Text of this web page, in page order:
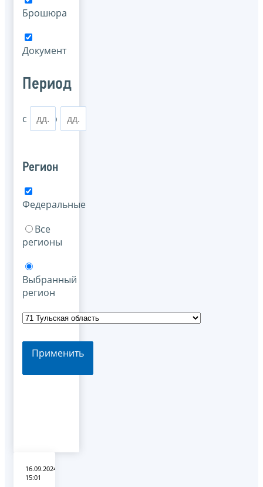
Брошюра
Документ
Период
с по
Регион
Федеральные
Все
регионы
Выбранный
регион
Применить
16.09.2024
15:01